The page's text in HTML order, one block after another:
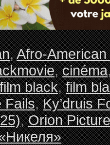
,Afro-
,cinéma
film black,film
Fails,Ky’druis
,Orion